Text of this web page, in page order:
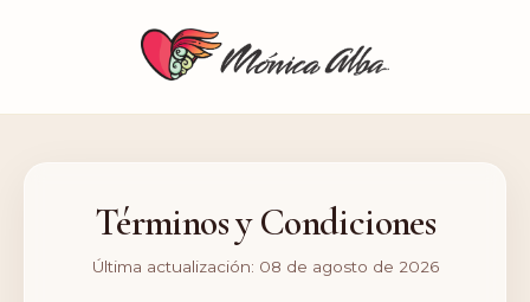
Términos y Condiciones
Última actualización: 08 de agosto de 2026